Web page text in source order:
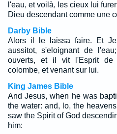
l'eau, et voilà, les cieux lui
Dieu descendant comme une
Darby Bible
Alors il le laissa faire. Et
aussitot, s'eloignant de
ouverts, et il vit l'Esprit de
colombe, et venant sur lui.
King James Bible
And Jesus, when he was
the water: and, lo, the
saw the Spirit of God
him: